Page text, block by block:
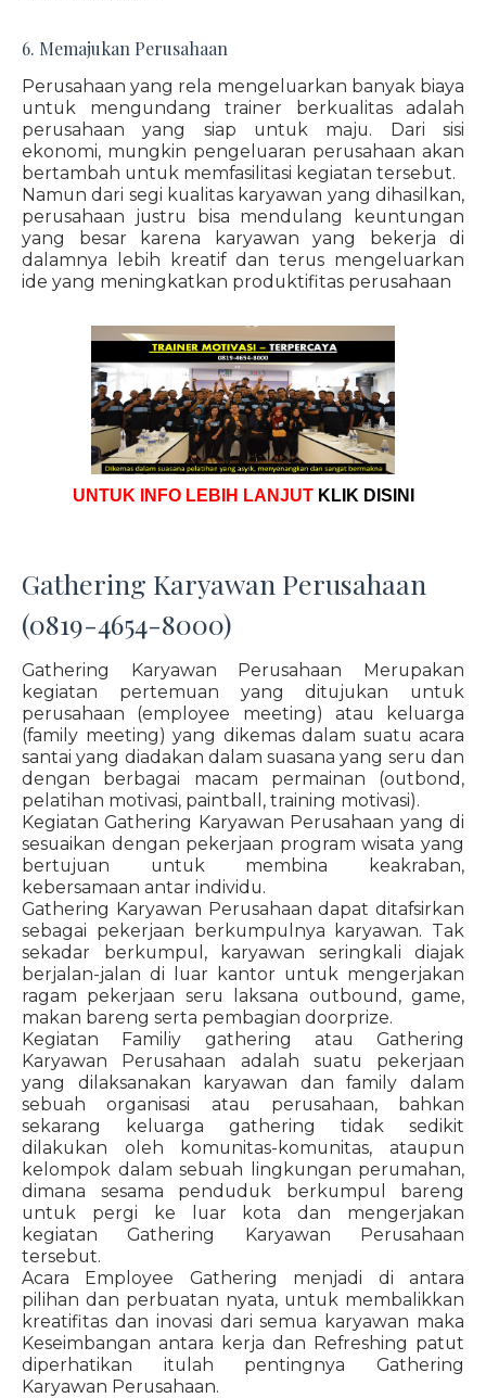
6. Memajukan Perusahaan
Perusahaan yang rela mengeluarkan banyak biaya
untuk mengundang trainer berkualitas adalah
perusahaan yang siap untuk maju. Dari sisi
ekonomi, mungkin pengeluaran perusahaan akan
bertambah untuk memfasilitasi kegiatan tersebut.
Namun dari segi kualitas karyawan yang dihasilkan,
perusahaan justru bisa mendulang keuntungan
yang besar karena karyawan yang bekerja di
dalamnya lebih kreatif dan terus mengeluarkan
ide yang meningkatkan produktifitas perusahaan
UNTUK INFO LEBIH LANJUT KLIK DISINI
Gathering Karyawan Perusahaan
(0819-4654-8000)
Gathering Karyawan Perusahaan Merupakan
kegiatan pertemuan yang ditujukan untuk
perusahaan (employee meeting) atau keluarga
(family meeting) yang dikemas dalam suatu acara
santai yang diadakan dalam suasana yang seru dan
dengan berbagai macam permainan (outbond,
pelatihan motivasi, paintball, training motivasi).
Kegiatan Gathering Karyawan Perusahaan yang di
sesuaikan dengan pekerjaan program wisata yang
bertujuan untuk membina keakraban,
kebersamaan antar individu.
Gathering Karyawan Perusahaan dapat ditafsirkan
sebagai pekerjaan berkumpulnya karyawan. Tak
sekadar berkumpul, karyawan seringkali diajak
berjalan-jalan di luar kantor untuk mengerjakan
ragam pekerjaan seru laksana outbound, game,
makan bareng serta pembagian doorprize.
Kegiatan Familiy gathering atau Gathering
Karyawan Perusahaan adalah suatu pekerjaan
yang dilaksanakan karyawan dan family dalam
sebuah organisasi atau perusahaan, bahkan
sekarang keluarga gathering tidak sedikit
dilakukan oleh komunitas-komunitas, ataupun
kelompok dalam sebuah lingkungan perumahan,
dimana sesama penduduk berkumpul bareng
untuk pergi ke luar kota dan mengerjakan
kegiatan Gathering Karyawan Perusahaan
tersebut.
Acara Employee Gathering menjadi di antara
pilihan dan perbuatan nyata, untuk membalikkan
kreatifitas dan inovasi dari semua karyawan maka
Keseimbangan antara kerja dan Refreshing patut
diperhatikan itulah pentingnya Gathering
Karyawan Perusahaan.